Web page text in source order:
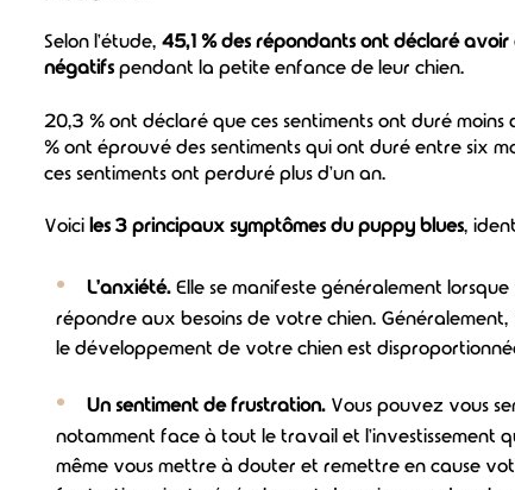
Selon l'étude, 45,1 % des répondants ont déclaré avoir
négatifs pendant la petite enfance de leur chien.
20,3 % ont déclaré que ces sentiments ont duré moins
% ont éprouvé des sentiments qui ont duré entre six
ces sentiments ont perduré plus d'un an.
Voici les 3 principaux symptômes du puppy blues,
L'anxiété. Elle se manifeste généralement
répondre aux besoins de votre chien.
le développement de votre chien est
Un sentiment de frustration. Vous pouvez vous
notamment face à tout le travail et l'investissement
même vous mettre à douter et remettre en cause